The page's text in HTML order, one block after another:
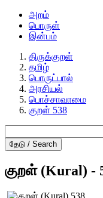
அறம்
பொருள்
இன்பம்
திருக்குறள்
தமிழ்
பொருட்பால்
அரசியல்
பொச்சாவாமை
குறள் 538
தேடு / Search
குறள் (Kural) -